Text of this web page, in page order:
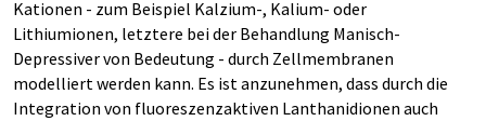
Kationen - zum Beispiel Kalzium-, Kalium- oder
Lithiumionen, letztere bei der Behandlung Manisch-
Depressiver von Bedeutung - durch Zellmembranen
modelliert werden kann. Es ist anzunehmen, dass durch die
Integration von fluoreszenzaktiven Lanthanidionen auch